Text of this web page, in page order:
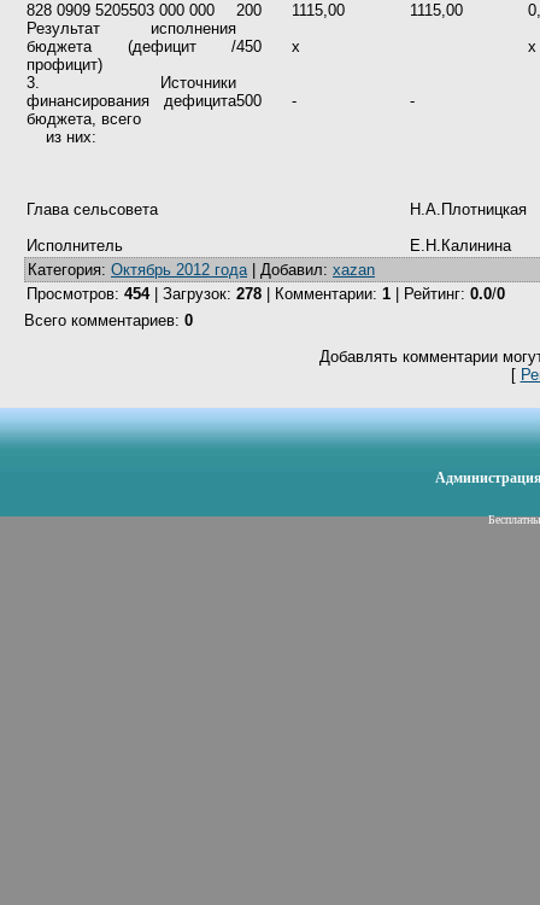
828 0909 5205503 000 000
200 1115,00 1115,00
Результат исполнения
бюджета (дефицит /
профицит)
450 х
х
3. Источники
финансирования дефицита
бюджета, всего
500 -
-
из них:
Глава сельсовета
Н.А.Плотницкая
Исполнитель
Е.Н.Калинина
Категория: Октябрь 2012 года| Добавил: xazan
Просмотров: 454| Загрузок: 278 Комментарии: 1 Рейтинг: 0.0/0
Всего комментариев: 0
Добавлять комментарии
[